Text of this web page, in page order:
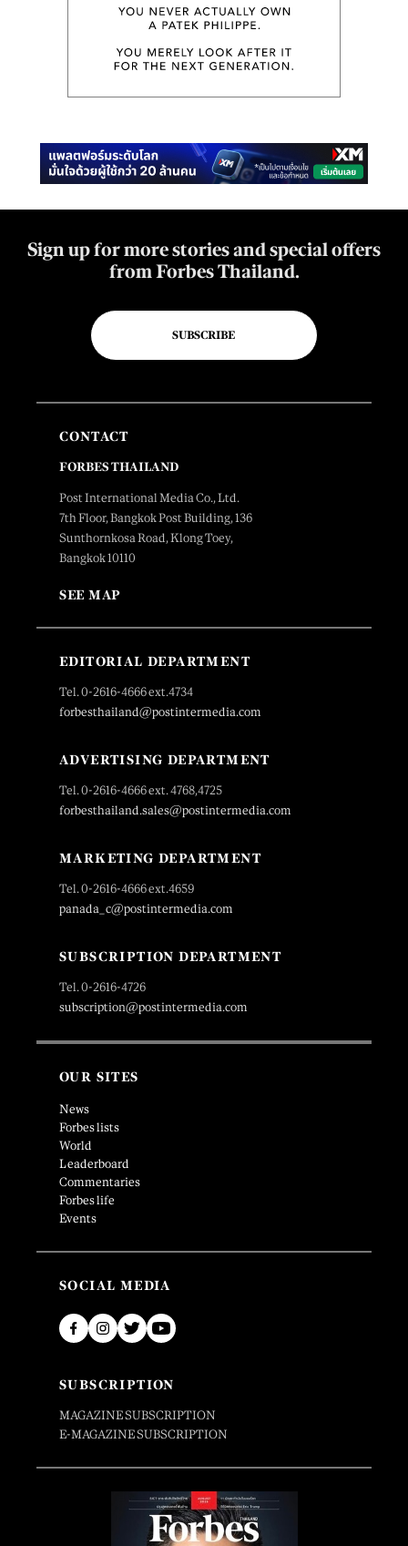
Sign up for more stories and special offers
from Forbes Thailand.
SUBSCRIBE
CONTACT
FORBES THAILAND
Post International Media Co., Ltd.
7th Floor, Bangkok Post Building, 136
Sunthornkosa Road, Klong Toey,
Bangkok 10110
SEE MAP
EDITORIAL DEPARTMENT
Tel. 0-2616-4666 ext.4734
forbesthailand@postintermedia.com
ADVERTISING DEPARTMENT
Tel. 0-2616-4666 ext. 4768,4725
forbesthailand.sales@postintermedia.com
MARKETING DEPARTMENT
Tel. 0-2616-4666 ext.4659
panada_c@postintermedia.com
SUBSCRIPTION DEPARTMENT
Tel. 0-2616-4726
subscription@postintermedia.com
OUR SITES
News
Forbes lists
World
Leaderboard
Commentaries
Forbes life
Events
SOCIAL MEDIA
SUBSCRIPTION
MAGAZINE SUBSCRIPTION
E-MAGAZINE SUBSCRIPTION